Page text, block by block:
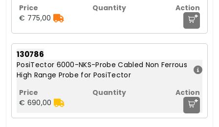
€ 775,00 +
130786
PosiTector 6000-NKS-Probe Cabled Non Ferrous
High Range Probe for PosiTector
€ 690,00 +